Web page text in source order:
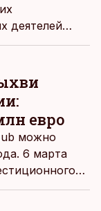
деятелей
региона
евро
можно
6 марта
Ehitus